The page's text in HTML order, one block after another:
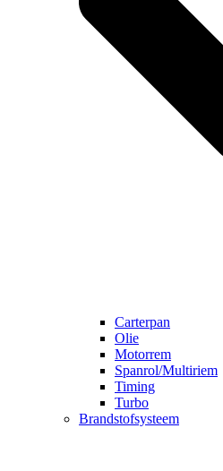
Carterpan
Olie
Motorrem
Spanrol/Multiriem
Timing
Turbo
Brandstofsysteem